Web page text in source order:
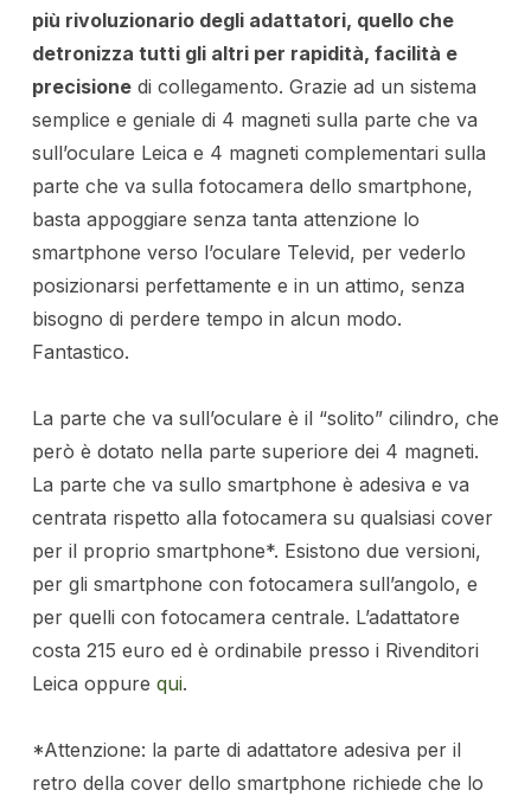
più rivoluzionario degli adattatori, quello che
detronizza tutti gli altri per rapidità, facilità e
precisionedi collegamento. Grazie ad un sistema
semplice e geniale di 4 magneti sulla parte che va
sull’oculare Leica e 4 magneti complementari sulla
parte che va sulla fotocamera dello smartphone,
basta appoggiare senza tanta attenzione lo
smartphone verso l’oculare Televid, per vederlo
posizionarsi perfettamente e in un attimo, senza
bisogno di perdere tempo in alcun modo.
Fantastico.
La parte che va sull’oculare è il “solito” cilindro, che
però è dotato nella parte superiore dei 4 magneti.
La parte che va sullo smartphone è adesiva e va
centrata rispetto alla fotocamera su qualsiasi cover
per il proprio smartphone*. Esistono due versioni,
per gli smartphone con fotocamera sull’angolo, e
per quelli con fotocamera centrale. L’adattatore
costa 215 euro ed è ordinabile presso i Rivenditori
Leica oppure qui.
*Attenzione: la parte di adattatore adesiva per il
retro della cover dello smartphone richiede che lo